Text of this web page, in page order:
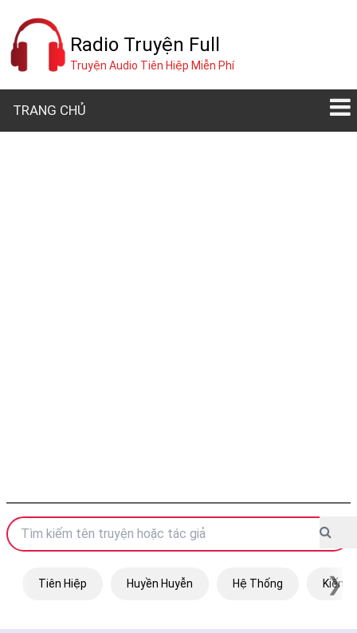
Radio Truyện Full
Truyện Audio Tiên Hiệp Miễn Phí
TRANG CHỦ
Tiên Hiệp Huyền Huyễn Hệ Thống Kiếm
❯